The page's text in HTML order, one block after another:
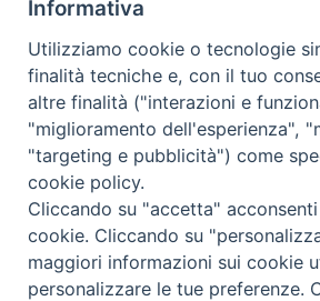
DIOCESI SUBURBICARIA
Contatti:Tel.: 06.93268401 -
E-mail:
Orari: dal Lunedì al Venerdì
Lunedì, Mercoledì e Venerdì,
Informativa
Utilizziamo cookie o tecnologie
finalità tecniche e, con il tuo
altre finalità ("interazioni e
"miglioramento dell'esperienza",
"targeting e pubblicità") come
cookie policy.
Cliccando su "accetta"
cookie. Cliccando su
maggiori informazioni sui cookie
personalizzare le tue preferenze.